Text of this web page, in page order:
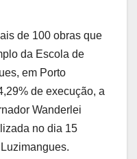
de 100 obras que
da Escola de
em Porto
de execução, a
Wanderlei
no dia 15